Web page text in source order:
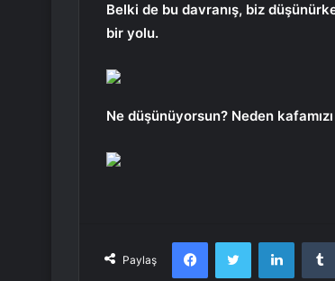
Belki de bu davranış, biz
bir yolu.
Ne düşünüyorsun? Neden
Paylaş
FacebookTwitter